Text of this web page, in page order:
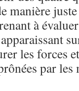
manière
à
les forces
par